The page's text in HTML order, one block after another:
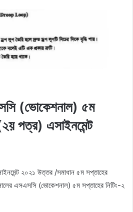
(ভোকেশনাল) ৫ম
পত্র) এসাইনমেন্ট
২০২১ উত্তর /সমাধান ৫ম সপ্তাহের
এসএসসি (ভোকেশনাল) ৫ম সপ্তাহের নিটিং-২